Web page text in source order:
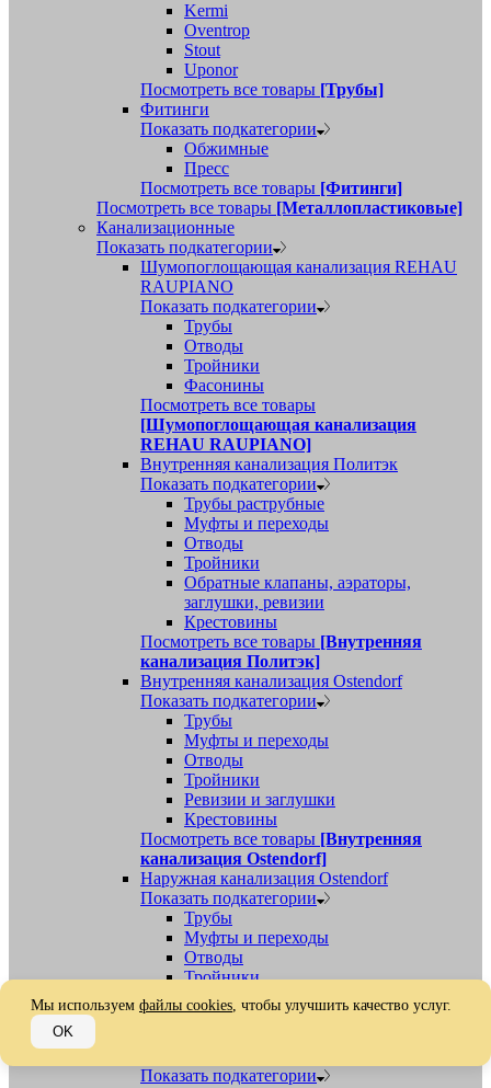
Kermi
Oventrop
Stout
Uponor
Посмотреть все товары [Трубы]
Фитинги
Показать подкатегории
Обжимные
Пресс
Посмотреть все товары [Фитинги]
Посмотреть все товары [Металлопластиковые]
Канализационные
Показать подкатегории
Шумопоглощающая канализация REHAU
RAUPIANO
Показать подкатегории
Трубы
Отводы
Тройники
Фасонины
Посмотреть все товары
[Шумопоглощающая канализация
REHAU RAUPIANO]
Внутренняя канализация Политэк
Показать подкатегории
Трубы раструбные
Муфты и переходы
Отводы
Тройники
Обратные клапаны, аэраторы,
заглушки, ревизии
Крестовины
Посмотреть все товары [Внутренняя
канализация Политэк]
Внутренняя канализация Ostendorf
Показать подкатегории
Трубы
Муфты и переходы
Отводы
Тройники
Ревизии и заглушки
Крестовины
Посмотреть все товары [Внутренняя
канализация Ostendorf]
Наружная канализация Ostendorf
Показать подкатегории
Трубы
Муфты и переходы
Отводы
Тройники
Ревизии, заглушки, обратные клапаны
Посмотреть все товары[Наружная
Показать подкатегории
Мы используем файлы cookies, чтобы улучшить качество услуг.
OK